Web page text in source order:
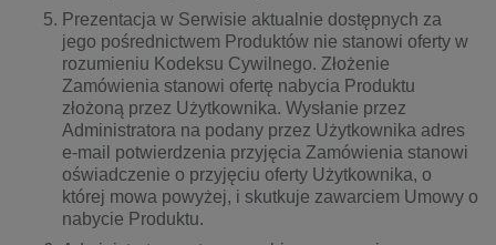
Prezentacja w Serwisie aktualnie dostępnych za
jego pośrednictwem Produktów nie stanowi oferty w
rozumieniu Kodeksu Cywilnego. Złożenie
Zamówienia stanowi ofertę nabycia Produktu
złożoną przez Użytkownika. Wysłanie przez
Administratora na podany przez Użytkownika adres
e-mail potwierdzenia przyjęcia Zamówienia stanowi
oświadczenie o przyjęciu oferty Użytkownika, o
której mowa powyżej, i skutkuje zawarciem Umowy o
nabycie Produktu.